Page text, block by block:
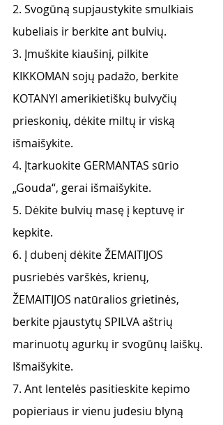
2. Svogūną supjaustykite smulkiais
kubeliais ir berkite ant bulvių.
3. Įmuškite kiaušinį, pilkite
KIKKOMAN sojų padažo, berkite
KOTANYI amerikietiškų bulvyčių
prieskonių, dėkite miltų ir viską
išmaišykite.
4. Įtarkuokite GERMANTAS sūrio
„Gouda“, gerai išmaišykite.
5. Dėkite bulvių masę į keptuvę ir
kepkite.
6. Į dubenį dėkite ŽEMAITIJOS
pusriebės varškės, krienų,
ŽEMAITIJOS natūralios grietinės,
berkite pjaustytų SPILVA aštrių
marinuotų agurkų ir svogūnų laiškų.
Išmaišykite.
7. Ant lentelės pasitieskite kepimo
popieriaus ir vienu judesiu blyną